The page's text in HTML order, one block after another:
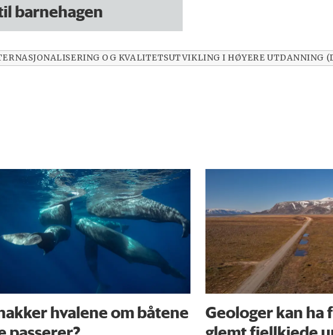
barnehagen
OG KVALITETSUTVIKLING I HØYERE UTDANNING
hvalene om båtene
Geologer kan ha